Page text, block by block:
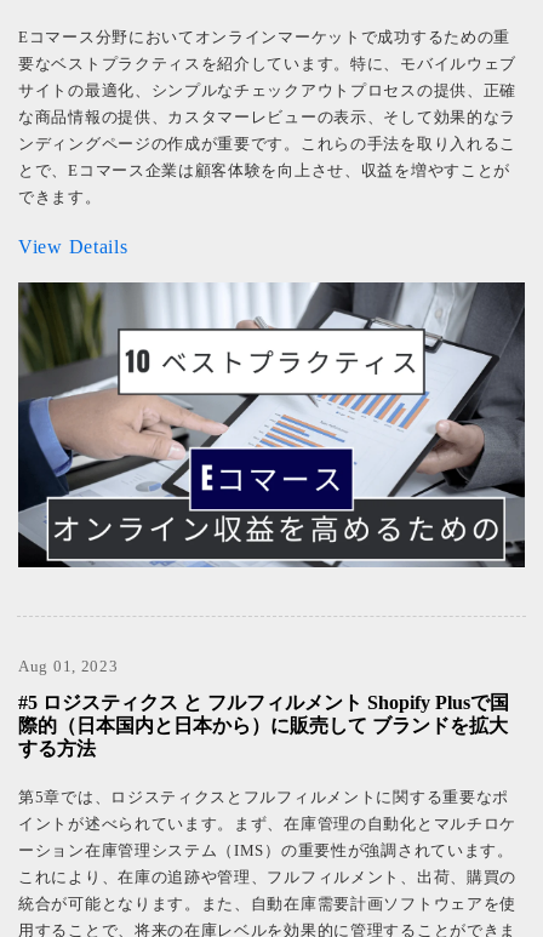
Eコマース分野においてオンラインマーケットで成功するための重
要なベストプラクティスを紹介しています。特に、モバイルウェブ
サイトの最適化、シンプルなチェックアウトプロセスの提供、正確
な商品情報の提供、カスタマーレビューの表示、そして効果的なラ
ンディングページの作成が重要です。これらの手法を取り入れるこ
とで、Eコマース企業は顧客体験を向上させ、収益を増やすことが
できます。
View Details
Aug 01, 2023
#5 ロジスティクス と フルフィルメント Shopify Plusで国
際的（日本国内と日本から）に販売して ブランドを拡大
する方法
第5章では、ロジスティクスとフルフィルメントに関する重要なポ
イントが述べられています。まず、在庫管理の自動化とマルチロケ
ーション在庫管理システム（IMS）の重要性が強調されています。
これにより、在庫の追跡や管理、フルフィルメント、出荷、購買の
統合が可能となります。また、自動在庫需要計画ソフトウェアを使
用することで、将来の在庫レベルを効果的に管理することができま